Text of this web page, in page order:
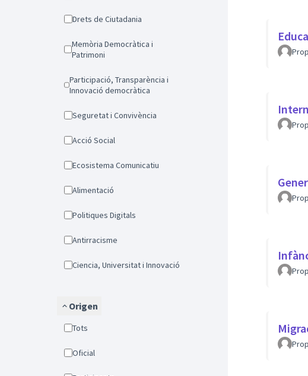
Drets de Ciutadania
Memòria Democràtica i
Patrimoni
Participació, Transparència i
Innovació democràtica
Seguretat i Convivència
Acció Social
Ecosistema Comunicatiu
Alimentació
Politiques Digitals
Antirracisme
Ciencia, Universitat i Innovació
Origen
Tots
Oficial